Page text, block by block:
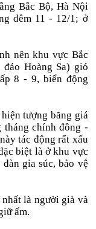
Bắc Bộ, Hà Nội
đêm 11 - 12/1; ở
nên khu vực Bắc
Hoàng Sa) gió
8 - 9, biển động
tượng băng giá
tháng chính đông -
tác động rất xấu
biệt là ở khu vực
gia súc, bảo vệ
nhất là người già và
ấm.